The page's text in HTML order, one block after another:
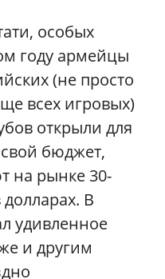
особых
году армейцы
(не просто
всех игровых)
открыли для
бюджет,
на рынке 30-
В
удивленное
и другим